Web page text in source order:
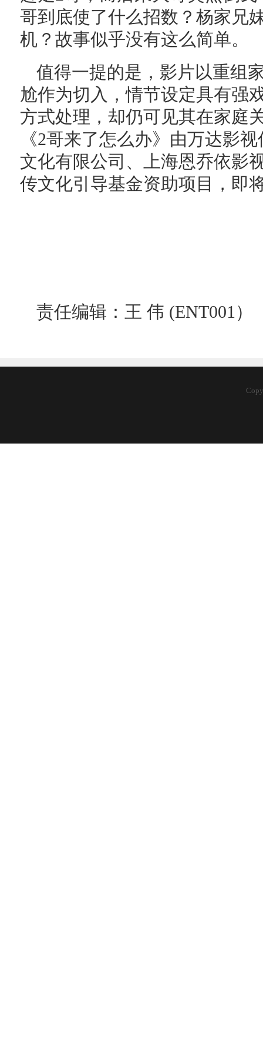
哥到底使了什么招数？杨家兄
机？故事似乎没有这么简单。
值得一提的是，影片以重组
尬作为切入，情节设定具有强
方式处理，却仍可见其在家庭
《2哥来了怎么办》由万达影
文化有限公司、上海恩乔依影
传文化引导基金资助项目，即
责任编辑：王 伟 (ENT001）